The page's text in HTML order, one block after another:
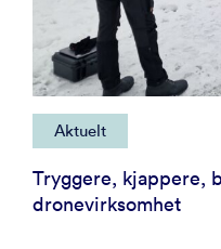
Aktuelt
Tryggere, kjappere,
dronevirksomhet